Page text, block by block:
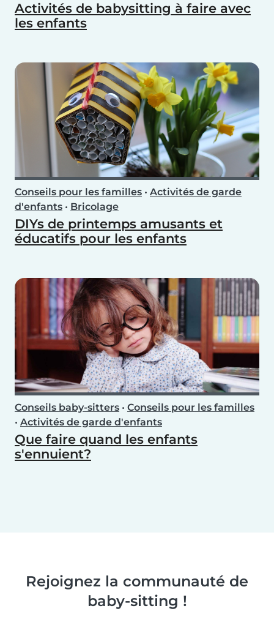
Activités de babysitting à faire avec
les enfants
Conseils pour les familles • Activités de garde
d'enfants • Bricolage
DIYs de printemps amusants et
éducatifs pour les enfants
Conseils baby-sitters • Conseils pour les familles
• Activités de garde d'enfants
Que faire quand les enfants
s'ennuient?
Rejoignez la communauté de
baby-sitting !